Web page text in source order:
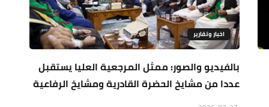
اخبار وتقارير
بالفيديو والصور: ممثل المرجعية العليا يستقبل
عددا من مشايخ الحضرة القادرية ومشايخ الرفاعية